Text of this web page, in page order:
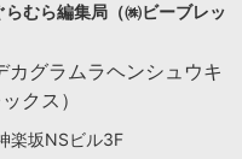
らむら編集局（㈱ビーブレッ
カグラムラヘンシュウキ
クス）
楽坂NSビル3F